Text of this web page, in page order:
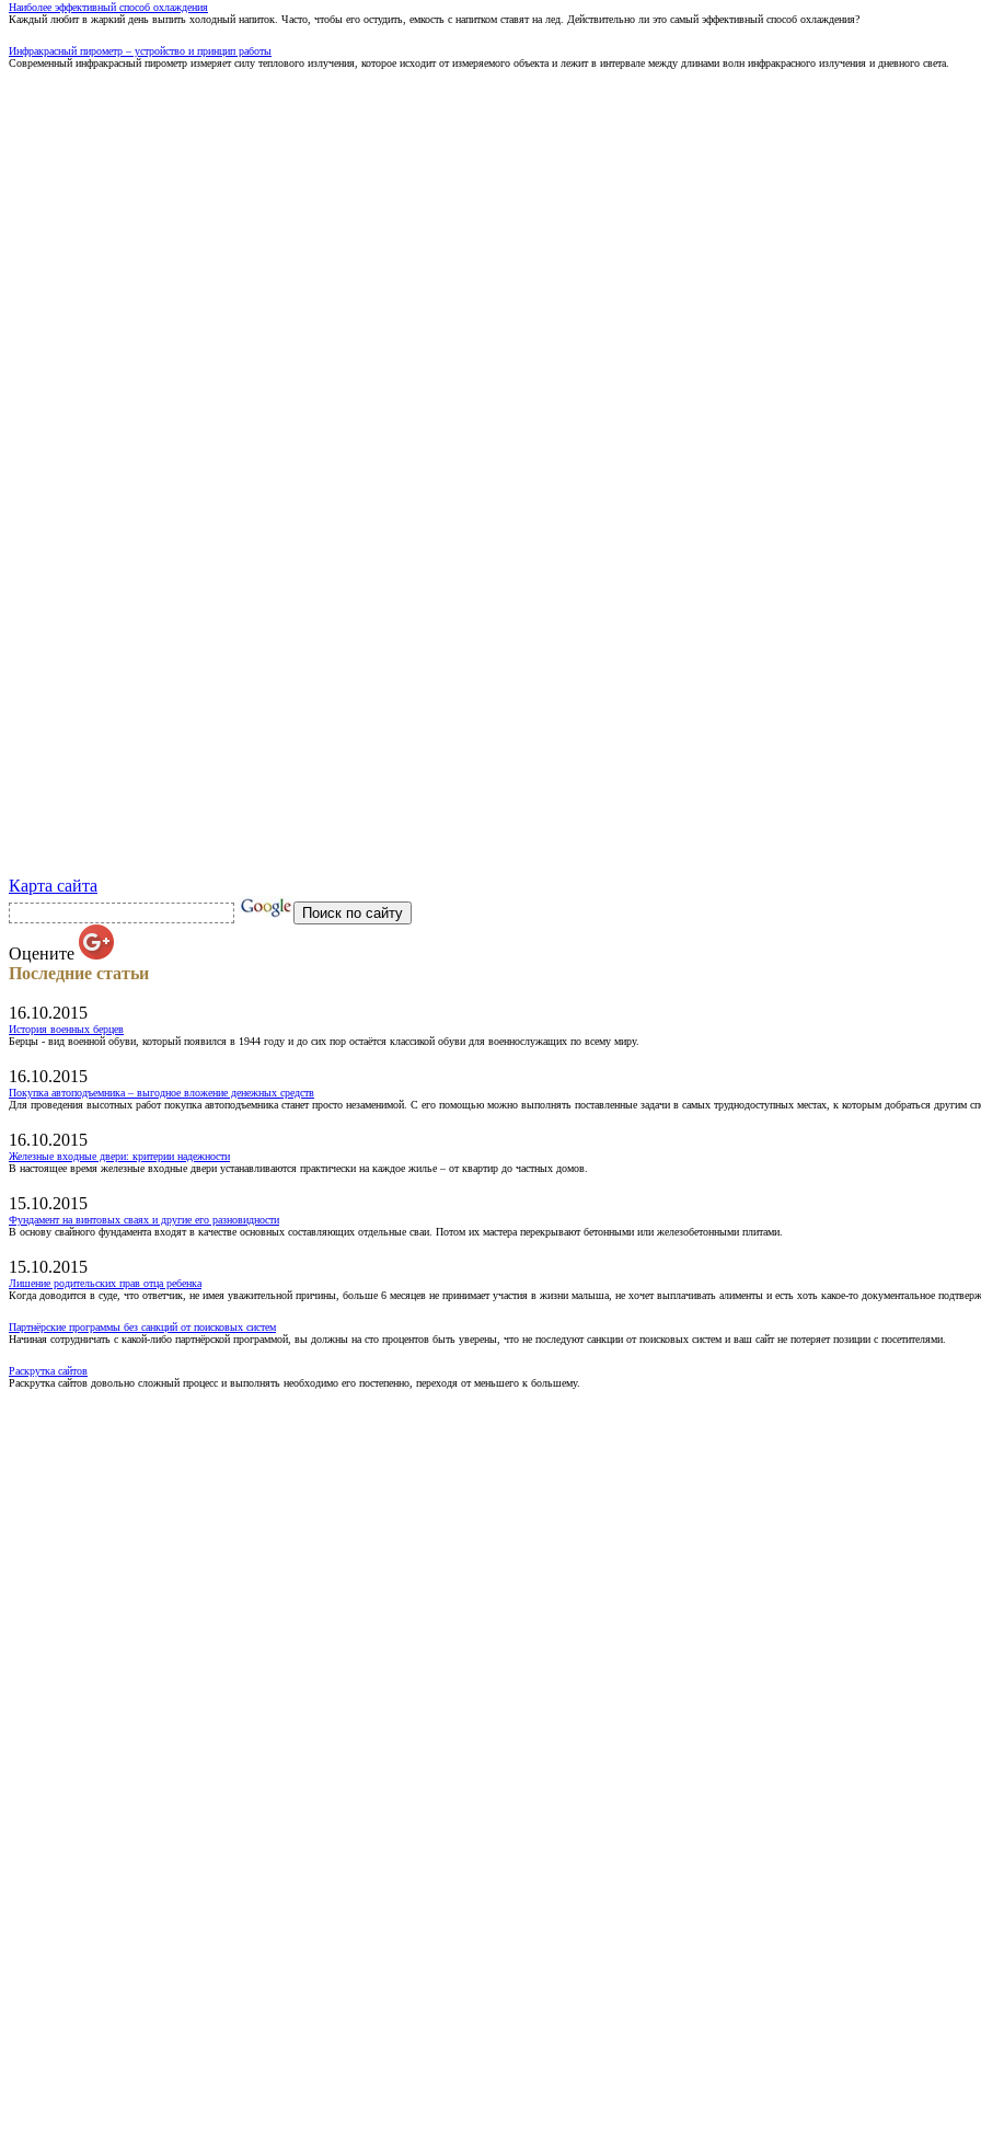
Наиболее эффективный способ охлаждения
Каждый любит в жаркий день выпить холодный напиток. Часто, чтобы его остудить, емкость с напитком ставят на лед. Действительно ли это самый эффективный способ охлаждения?
Инфракрасный пирометр – устройство и принцип работы
Современный инфракрасный пирометр измеряет силу теплового излучения, которое исходит от измеряемого объекта и лежит в интервале между длинами волн инфракрасного излучения и дневного света.
Карта сайта
Оцените
Последние статьи
16.10.2015
История военных берцев
Берцы - вид военной обуви, который появился в 1944 году и до сих пор остаётся классикой обуви для военнослужащих по всему миру.
16.10.2015
Покупка автоподъемника – выгодное вложение денежных средств
Для проведения высотных работ покупка автоподъемника станет просто незаменимой. С его помощью можно выполнять поставленные задачи в самых труднодоступных местах, к которым добраться другим
16.10.2015
Железные входные двери: критерии надежности
В настоящее время железные входные двери устанавливаются практически на каждое жилье – от квартир до частных домов.
15.10.2015
Фундамент на винтовых сваях и другие его разновидности
В основу свайного фундамента входят в качестве основных составляющих отдельные сваи. Потом их мастера перекрывают бетонными или железобетонными плитами.
15.10.2015
Лишение родительских прав отца ребенка
Когда доводится в суде, что ответчик, не имея уважительной причины, больше 6 месяцев не принимает участия в жизни малыша, не хочет выплачивать алименты и есть хоть какое-то документальное
Партнёрские программы без санкций от поисковых систем
Начиная сотрудничать с какой-либо партнёрской программой, вы должны на сто процентов быть уверены, что не последуют санкции от поисковых систем и ваш сайт не потеряет позиции с посетителями.
Раскрутка сайтов
Раскрутка сайтов довольно сложный процесс и выполнять необходимо его постепенно, переходя от меньшего к большему.